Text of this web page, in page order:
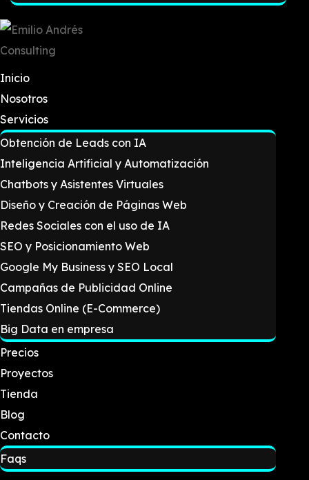
Inicio
Nosotros
Servicios
Obtención de Leads con IA
Inteligencia Artificial y Automatización
Chatbots y Asistentes Virtuales
Diseño y Creación de Páginas Web
Redes Sociales con el uso de IA
SEO y Posicionamiento Web
Google My Business y SEO Local
Campañas de Publicidad Online
Tiendas Online (E-Commerce)
Big Data en empresa
Precios
Proyectos
Tienda
Blog
Contacto
Faqs